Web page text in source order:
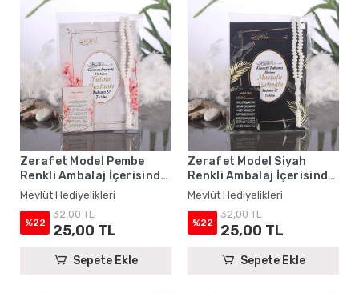
Zerafet Model Pembe
Renkli Ambalaj İçerisinde
Yasin Kitabı, Magnet ve
Tesbih - Mevlüt
Hediyelikleri
Mevlüt Hediyelikleri
%22
32,00 TL
25,00 TL
Sepete Ekle
Zerafet Model Siyah
Renkli Ambalaj İçerisinde
Yasin Kitabı, Magnet ve
Tesbih - Mevlüt
Hediyelikleri
Mevlüt Hediyelikleri
%22
32,00 TL
25,00 TL
Sepete Ekle